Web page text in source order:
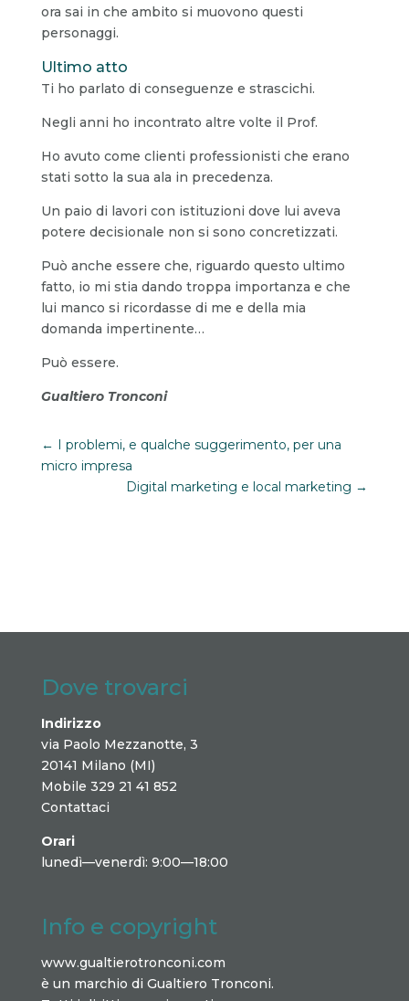
ora sai in che ambito si muovono questi
personaggi.
Ultimo atto
Ti ho parlato di conseguenze e strascichi.
Negli anni ho incontrato altre volte il Prof.
Ho avuto come clienti professionisti che erano
stati sotto la sua ala in precedenza.
Un paio di lavori con istituzioni dove lui aveva
potere decisionale non si sono concretizzati.
Può anche essere che, riguardo questo ultimo
fatto, io mi stia dando troppa importanza e che
lui manco si ricordasse di me e della mia
domanda impertinente…
Può essere.
Gualtiero Tronconi
← I problemi, e qualche suggerimento, per una
micro impresa
Digital marketing e local marketing →
Dove trovarci
Indirizzo
via Paolo Mezzanotte, 3
20141 Milano (MI)
Mobile 329 21 41 852
Contattaci
Orari
lunedì—venerdì: 9:00—18:00
Info e copyright
www.gualtierotronconi.com
è un marchio di Gualtiero Tronconi.